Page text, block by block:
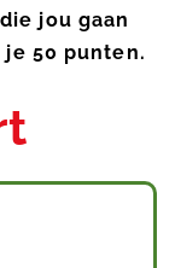
jou gaan
je 50 punten.